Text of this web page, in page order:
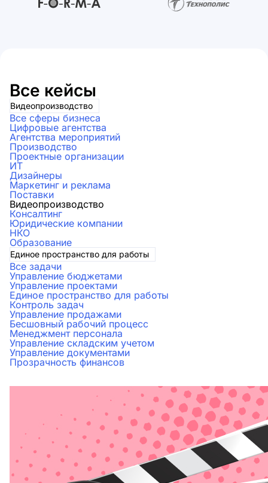
Все кейсы
Видеопроизводство
Все сферы бизнеса
Цифровые агентства
Агентства мероприятий
Производство
Проектные организации
ИТ
Дизайнеры
Маркетинг и реклама
Поставки
Видеопроизводство
Консалтинг
Юридические компании
НКО
Образование
Единое пространство для работы
Все задачи
Управление бюджетами
Управление проектами
Единое пространство для работы
Контроль задач
Управление продажами
Бесшовный рабочий процесс
Менеджмент персонала
Управление складским учетом
Управление документами
Прозрачность финансов